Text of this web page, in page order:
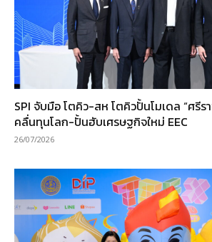
SPI จับมือ โตคิว-สห โตคิวปั้นโมเดล “ศรีร
คลื่นทุนโลก-ปั้นฮับเศรษฐกิจใหม่ EEC
26/07/2026